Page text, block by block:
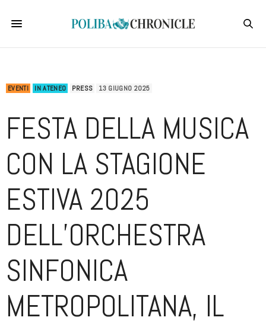
EVENTI IN ATENEO PRESS 13 GIUGNO 2025
FESTA DELLA MUSICA
CON LA STAGIONE
ESTIVA 2025
DELL’ORCHESTRA
SINFONICA
METROPOLITANA, IL